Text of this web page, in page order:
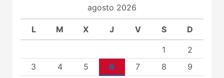
agosto 2026
L M X J V S D
1
2
3
4 5 6 7 8
9